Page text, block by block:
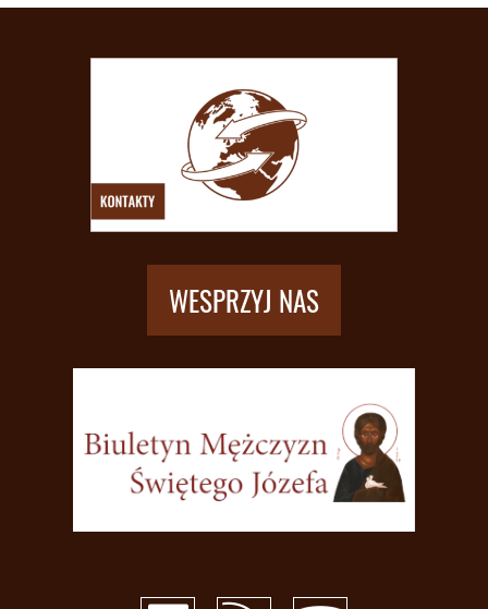
WESPRZYJ NAS